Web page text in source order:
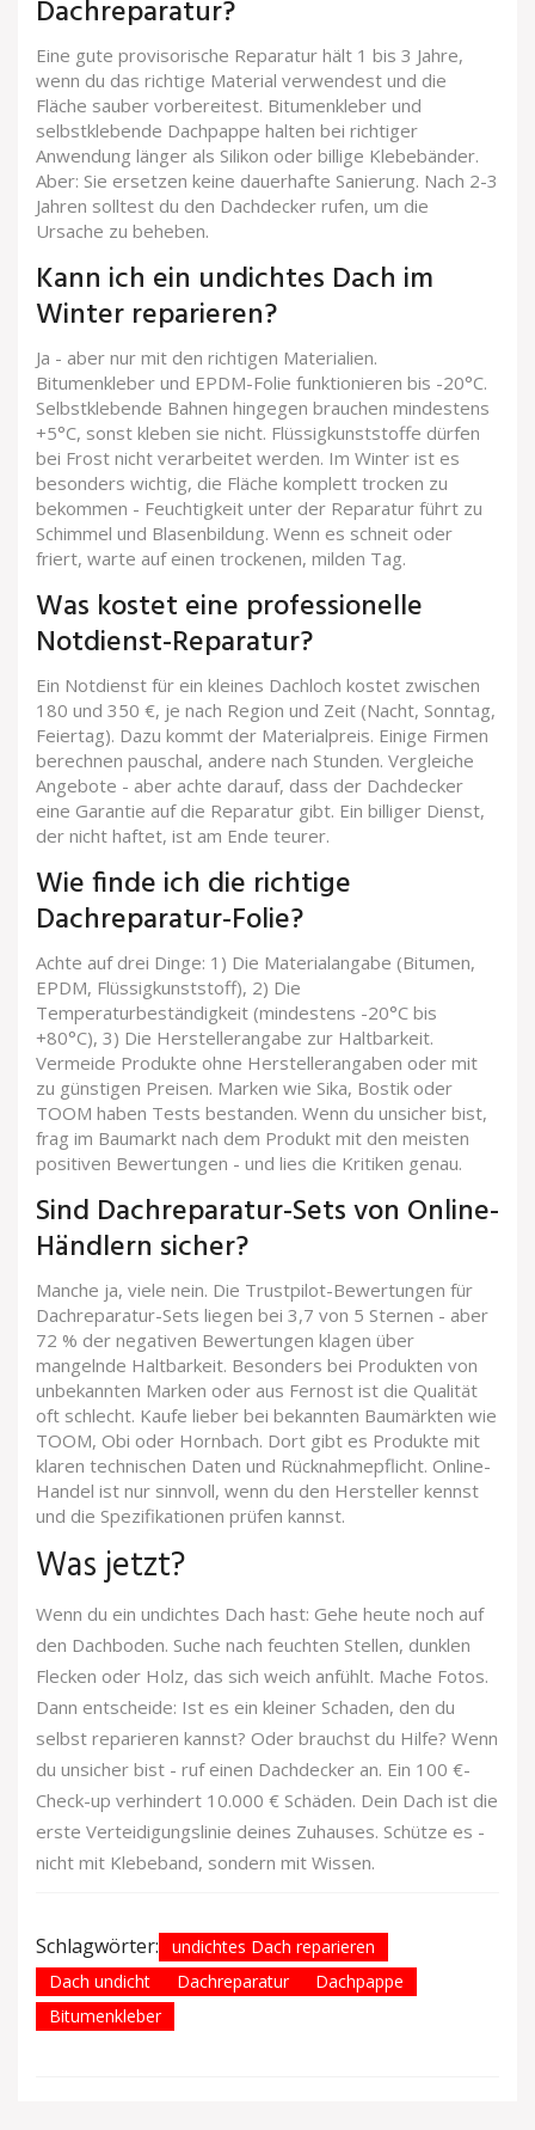
Dachreparatur?
Eine gute provisorische Reparatur hält 1 bis 3 Jahre,
wenn du das richtige Material verwendest und die
Fläche sauber vorbereitest. Bitumenkleber und
selbstklebende Dachpappe halten bei richtiger
Anwendung länger als Silikon oder billige Klebebänder.
Aber: Sie ersetzen keine dauerhafte Sanierung. Nach 2-3
Jahren solltest du den Dachdecker rufen, um die
Ursache zu beheben.
Kann ich ein undichtes Dach im
Winter reparieren?
Ja - aber nur mit den richtigen Materialien.
Bitumenkleber und EPDM-Folie funktionieren bis -20°C.
Selbstklebende Bahnen hingegen brauchen mindestens
+5°C, sonst kleben sie nicht. Flüssigkunststoffe dürfen
bei Frost nicht verarbeitet werden. Im Winter ist es
besonders wichtig, die Fläche komplett trocken zu
bekommen - Feuchtigkeit unter der Reparatur führt zu
Schimmel und Blasenbildung. Wenn es schneit oder
friert, warte auf einen trockenen, milden Tag.
Was kostet eine professionelle
Notdienst-Reparatur?
Ein Notdienst für ein kleines Dachloch kostet zwischen
180 und 350 €, je nach Region und Zeit (Nacht, Sonntag,
Feiertag). Dazu kommt der Materialpreis. Einige Firmen
berechnen pauschal, andere nach Stunden. Vergleiche
Angebote - aber achte darauf, dass der Dachdecker
eine Garantie auf die Reparatur gibt. Ein billiger Dienst,
der nicht haftet, ist am Ende teurer.
Wie finde ich die richtige
Dachreparatur-Folie?
Achte auf drei Dinge: 1) Die Materialangabe (Bitumen,
EPDM, Flüssigkunststoff), 2) Die
Temperaturbeständigkeit (mindestens -20°C bis
+80°C), 3) Die Herstellerangabe zur Haltbarkeit.
Vermeide Produkte ohne Herstellerangaben oder mit
zu günstigen Preisen. Marken wie Sika, Bostik oder
TOOM haben Tests bestanden. Wenn du unsicher bist,
frag im Baumarkt nach dem Produkt mit den meisten
positiven Bewertungen - und lies die Kritiken genau.
Sind Dachreparatur-Sets von Online-
Händlern sicher?
Manche ja, viele nein. Die Trustpilot-Bewertungen für
Dachreparatur-Sets liegen bei 3,7 von 5 Sternen - aber
72 % der negativen Bewertungen klagen über
mangelnde Haltbarkeit. Besonders bei Produkten von
unbekannten Marken oder aus Fernost ist die Qualität
oft schlecht. Kaufe lieber bei bekannten Baumärkten wie
TOOM, Obi oder Hornbach. Dort gibt es Produkte mit
klaren technischen Daten und Rücknahmepflicht. Online-
Handel ist nur sinnvoll, wenn du den Hersteller kennst
und die Spezifikationen prüfen kannst.
Was jetzt?
Wenn du ein undichtes Dach hast: Gehe heute noch auf
den Dachboden. Suche nach feuchten Stellen, dunklen
Flecken oder Holz, das sich weich anfühlt. Mache Fotos.
Dann entscheide: Ist es ein kleiner Schaden, den du
selbst reparieren kannst? Oder brauchst du Hilfe? Wenn
du unsicher bist - ruf einen Dachdecker an. Ein 100 €-
Check-up verhindert 10.000 € Schäden. Dein Dach ist die
erste Verteidigungslinie deines Zuhauses. Schütze es -
nicht mit Klebeband, sondern mit Wissen.
Schlagwörter:
undichtes Dach reparieren
Dach undicht
Dachreparatur
Dachpappe
Bitumenkleber